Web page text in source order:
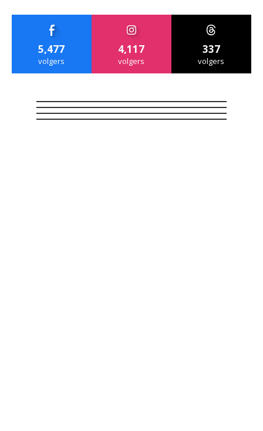
5,477
volgers
4,117
volgers
337
volgers